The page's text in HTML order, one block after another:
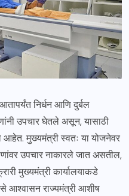
निर्धन आणि दुर्बल
उपचार घेतले असून, यासाठी
मुख्यमंत्री स्वतः या योजनेवर
उपचार नाकारले जात असतील,
मुख्यमंत्री कार्यालयाकडे
आश्वासन राज्यमंत्री आशीष